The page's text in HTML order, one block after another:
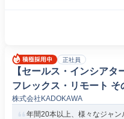
正社員
【セールス・インシアタ
フレックス・リモート そ
株式会社KADOKAWA
年間20本以上、様々なジャ